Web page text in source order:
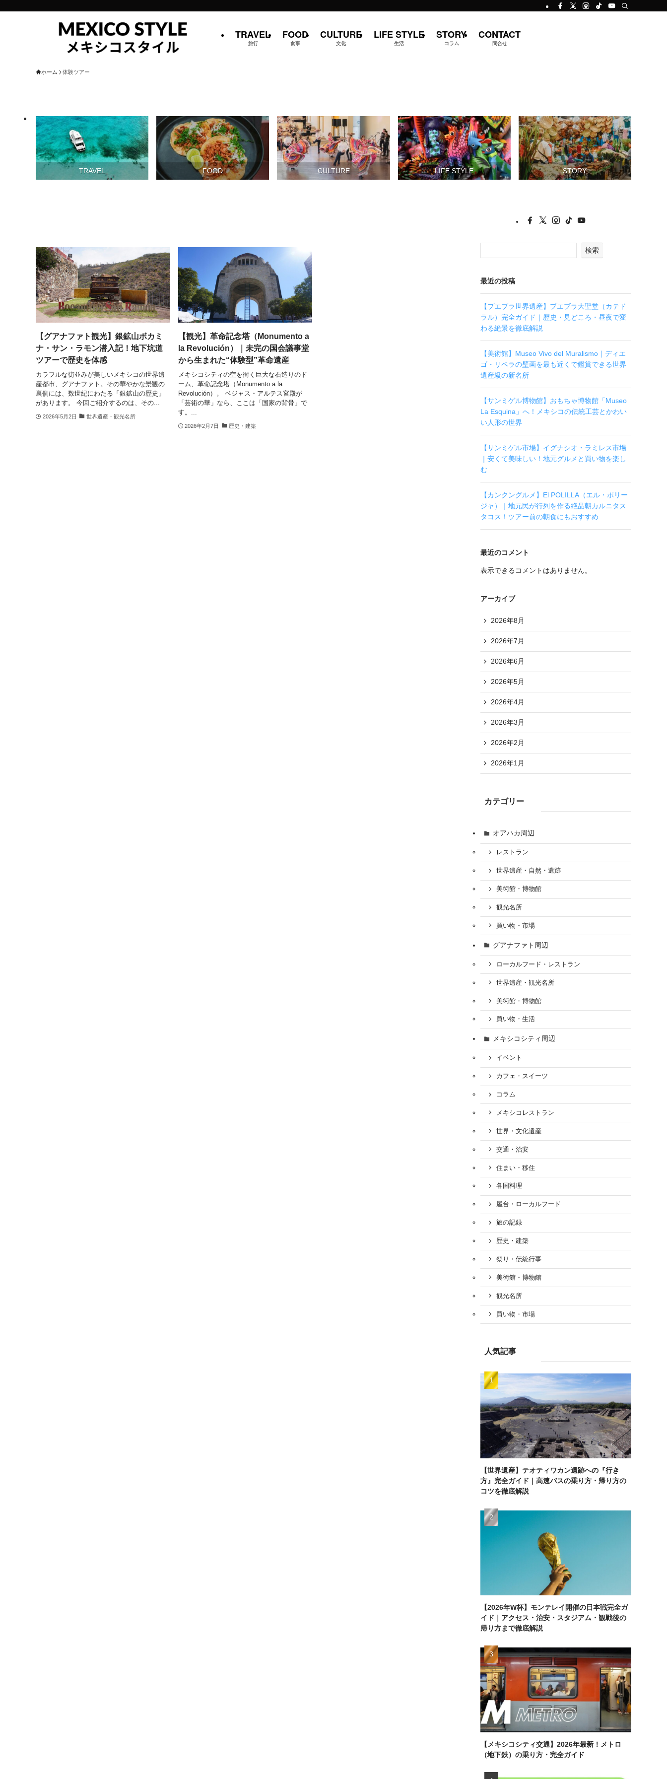
TRAVEL
旅行
FOOD
食事
CULTURE
文化
LIFE STYLE
生活
STORY
コラム
CONTACT
問合せ
ホーム 体験ツアー
TRAVEL FOOD CULTURE LIFE STYLE STORY
【グアナファト観光】銀鉱山ボカミ
ナ・サン・ラモン潜入記！地下坑道
ツアーで歴史を体感
カラフルな街並みが美しいメキシコの世界遺
産都市、グアナファト。その華やかな景観の
裏側には、数世紀にわたる「銀鉱山の歴史」
があります。 今回ご紹介するのは、その...
2026年5月2日 世界遺産・観光名所
【観光】革命記念塔（Monumento a
la Revolución）｜未完の国会議事堂
から生まれた“体験型”革命遺産
メキシコシティの空を衝く巨大な石造りのド
ーム、革命記念塔（Monumento a la
Revolución）。 ベジャス・アルテス宮殿が
「芸術の華」なら、ここは「国家の背骨」で
す。...
2026年2月7日 歴史・建築
検索
最近の投稿
【プエブラ世界遺産】プエブラ大聖堂（カテド
ラル）完全ガイド｜歴史・見どころ・昼夜で変
わる絶景を徹底解説
【美術館】Museo Vivo del Muralismo｜ディエ
ゴ・リベラの壁画を最も近くで鑑賞できる世界
遺産級の新名所
【サンミゲル博物館】おもちゃ博物館「Museo
La Esquina」へ！メキシコの伝統工芸とかわい
い人形の世界
【サンミゲル市場】イグナシオ・ラミレス市場
｜安くて美味しい！地元グルメと買い物を楽し
む
【カンクングルメ】El POLILLA（エル・ポリー
ジャ）｜地元民が行列を作る絶品朝カルニタス
タコス！ツアー前の朝食にもおすすめ
最近のコメント
表示できるコメントはありません。
アーカイブ
2026年8月
2026年7月
2026年6月
2026年5月
2026年4月
2026年3月
2026年2月
2026年1月
カテゴリー
オアハカ周辺
レストラン
世界遺産・自然・遺跡
美術館・博物館
観光名所
買い物・市場
グアナファト周辺
ローカルフード・レストラン
世界遺産・観光名所
美術館・博物館
買い物・生活
メキシコシティ周辺
イベント
カフェ・スイーツ
コラム
メキシコレストラン
世界・文化遺産
交通・治安
住まい・移住
各国料理
屋台・ローカルフード
旅の記録
歴史・建築
祭り・伝統行事
美術館・博物館
観光名所
買い物・市場
人気記事
【世界遺産】テオティワカン遺跡への『行き
方』完全ガイド｜高速バスの乗り方・帰り方の
コツを徹底解説
【2026年W杯】モンテレイ開催の日本戦完全ガ
イド｜アクセス・治安・スタジアム・観戦後の
帰り方まで徹底解説
【メキシコシティ交通】2026年最新！メトロ
（地下鉄）の乗り方・完全ガイド